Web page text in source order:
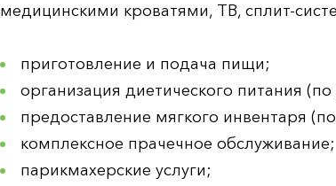
медицинскими кроватями, ТВ, сплит-
приготовление и подача пищи;
организация диетического питания
предоставление мягкого инвентаря
комплексное прачечное обслуживание;
парикмахерские услуги;